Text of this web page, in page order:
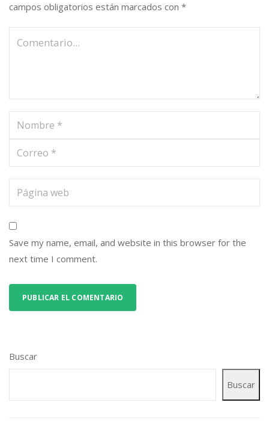
campos obligatorios están marcados con *
Save my name, email, and website in this browser for the
next time I comment.
Buscar
Buscar